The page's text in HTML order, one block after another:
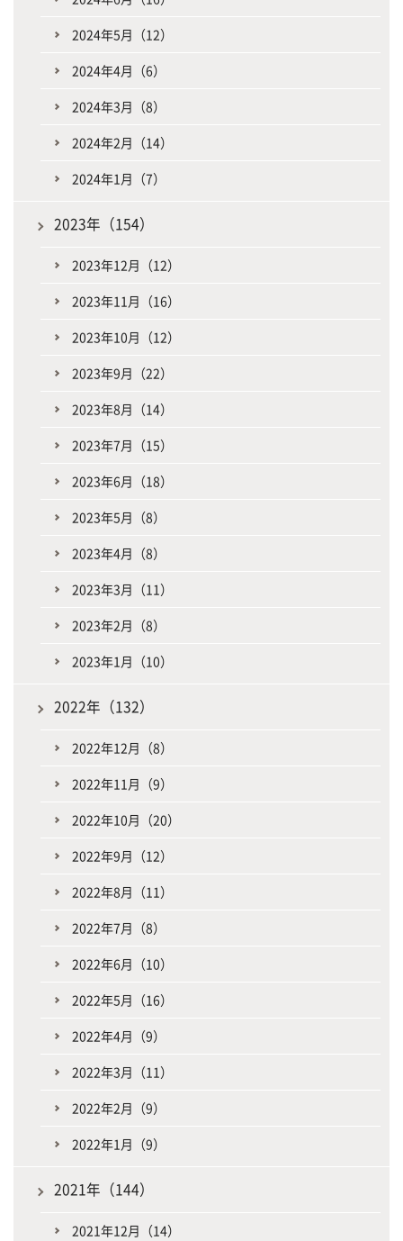
2024年5月（12）
2024年4月（6）
2024年3月（8）
2024年2月（14）
2024年1月（7）
2023年（154）
2023年12月（12）
2023年11月（16）
2023年10月（12）
2023年9月（22）
2023年8月（14）
2023年7月（15）
2023年6月（18）
2023年5月（8）
2023年4月（8）
2023年3月（11）
2023年2月（8）
2023年1月（10）
2022年（132）
2022年12月（8）
2022年11月（9）
2022年10月（20）
2022年9月（12）
2022年8月（11）
2022年7月（8）
2022年6月（10）
2022年5月（16）
2022年4月（9）
2022年3月（11）
2022年2月（9）
2022年1月（9）
2021年（144）
2021年12月（14）